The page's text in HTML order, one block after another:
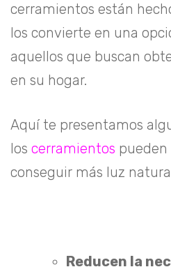
cerramientos están
los convierte en una
aquellos que buscan
en su hogar.
Aquí te presentamos
los cerramientos pueden
conseguir más luz
Reducen la